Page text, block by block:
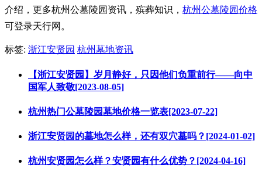
介绍，更多杭州公墓陵园资讯，殡葬知识， 杭州公墓陵园价格
可登录天行网。
标签: 浙江安贤园 杭州墓地资讯
【浙江安贤园】岁月静好，只因他们负重前行——向中
国军人致敬[2023-08-05]
杭州热门公墓陵园墓地价格一览表[2023-07-22]
浙江安贤园的墓地怎么样，还有双穴墓吗？[2024-01-02]
杭州安贤园怎么样？安贤园有什么优势？[2024-04-16]